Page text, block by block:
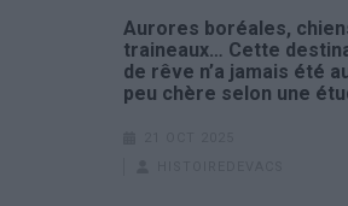
Aurores boréales,
traineaux… Cette
de rêve n’a jamais été
peu chère selon une